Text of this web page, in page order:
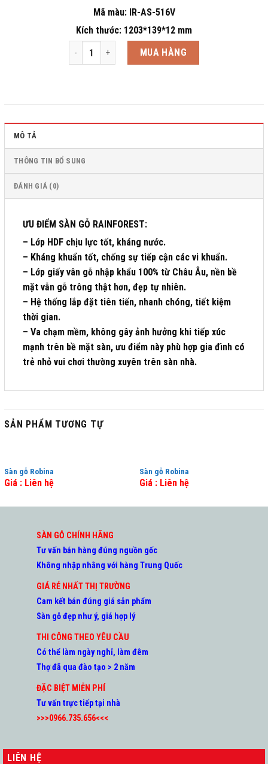
Mã màu: IR-AS-516V
Kích thước: 1203*139*12 mm
Sàn gỗ Rainforest IR-AS-516V 12mm số lượng
MUA HÀNG
MÔ TẢ
THÔNG TIN BỔ SUNG
ĐÁNH GIÁ (0)
ƯU ĐIỂM SÀN GỖ RAINFOREST:
– Lớp HDF chịu lực tốt, kháng nước.
– Kháng khuẩn tốt, chống sự tiếp cận các vi khuẩn.
– Lớp giấy vân gỗ nhập khẩu 100% từ Châu Âu, nền bề
mặt vẫn gỗ trông thật hơn, đẹp tự nhiên.
– Hệ thống lắp đặt tiên tiến, nhanh chóng, tiết kiệm
thời gian.
– Va chạm mềm, không gây ảnh hưởng khi tiếp xúc
mạnh trên bề mặt sàn, ưu điểm này phù hợp gia đình có
trẻ nhỏ vui chơi thường xuyên trên sàn nhà.
SẢN PHẨM TƯƠNG TỰ
Sàn gỗ Robina
Giá : Liên hệ
Sàn gỗ Robina
Giá : Liên hệ
SÀN GỖ CHÍNH HÃNG
Tư vấn bán hàng đúng nguồn gốc
Không nhập nhằng với hàng Trung Quốc
GIÁ RẺ NHẤT THỊ TRƯỜNG
Cam kết bán đúng giá sản phẩm
Sàn gỗ đẹp như ý, giá hợp lý
THI CÔNG THEO YÊU CẦU
Có thể làm ngày nghỉ, làm đêm
Thợ đã qua đào tạo > 2 năm
ĐẶC BIỆT MIỄN PHÍ
Tư vấn trực tiếp tại nhà
>>>0966.735.656<<<
LIÊN HỆ